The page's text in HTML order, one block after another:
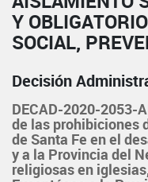
Y
SOCIAL,
Decisión
DECAD-2020-2053-
de las prohibiciones
de Santa Fe en el
y a la Provincia del
religiosas en